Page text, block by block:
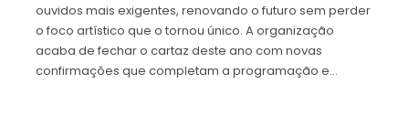
ouvidos mais exigentes, renovando o futuro sem perder
o foco artístico que o tornou único. A organização
acaba de fechar o cartaz deste ano com novas
confirmações que completam a programação e…